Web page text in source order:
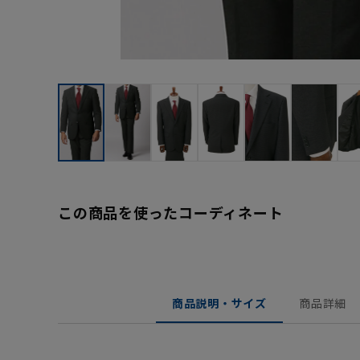
この商品を使ったコーディネート
商品説明・サイズ 商品詳細